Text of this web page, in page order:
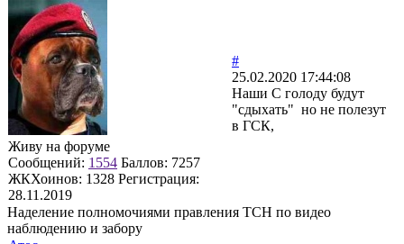
Живу на форуме
Сообщений: 1554 Баллов: 7257
ЖКХоинов: 1328 Регистрация:
28.11.2019
#
25.02.2020 17:44:08
Наши С голоду будут
"сдыхать" но не полезут
в ГСК,
Наделение полномочиями правления ТСН по видео
наблюдению и забору